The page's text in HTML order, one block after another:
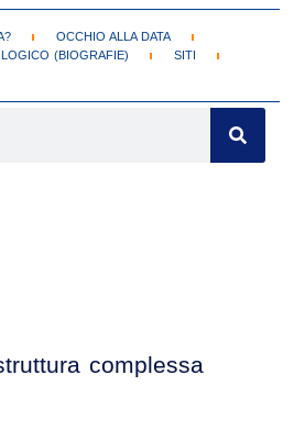
OCCHIO ALLA DATA
(BIOGRAFIE)
SITI
complessa